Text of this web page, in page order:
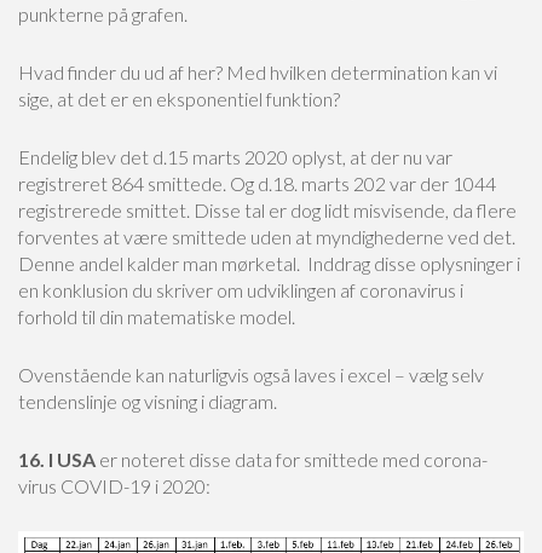
punkterne på grafen.
Hvad finder du ud af her? Med hvilken determination kan vi
sige, at det er en eksponentiel funktion?
Endelig blev det d.15 marts 2020 oplyst, at der nu var
registreret 864 smittede. Og d.18. marts 202 var der 1044
registrerede smittet. Disse tal er dog lidt misvisende, da flere
forventes at være smittede uden at myndighederne ved det.
Denne andel kalder man mørketal. Inddrag disse oplysninger i
en konklusion du skriver om udviklingen af coronavirus i
forhold til din matematiske model.
Ovenstående kan naturligvis også laves i excel – vælg selv
tendenslinje og visning i diagram.
16. I USA er noteret disse data for smittede med corona-
virus COVID-19 i 2020: